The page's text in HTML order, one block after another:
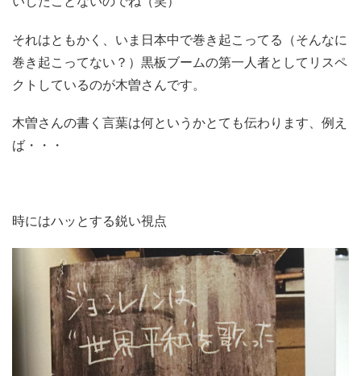
それはともかく、いま日本中で巻き起こってる（そんなに
巻き起こってない？）黒板ブームの第一人者としてリスペ
クトしているのが木曽さんです。
木曽さんの書く言葉は何というかとても伝わります、例え
ば・・・
時にはハッとする鋭い視点